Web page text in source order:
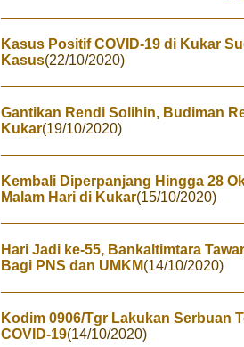
Kasus Positif COVID-19 di Kukar
Kasus(22/10/2020)
Gantikan Rendi Solihin, Budiman
Kukar(19/10/2020)
Kembali Diperpanjang Hingga 28
Malam Hari di Kukar(15/10/2020)
Hari Jadi ke-55, Bankaltimtara
Bagi PNS dan UMKM(14/10/2020)
Kodim 0906/Tgr Lakukan Serbuan
COVID-19(14/10/2020)